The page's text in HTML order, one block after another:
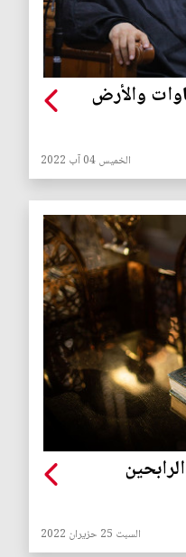
والأرض
الخميس 04 آب 2022
السبت 25 حزيران 2022